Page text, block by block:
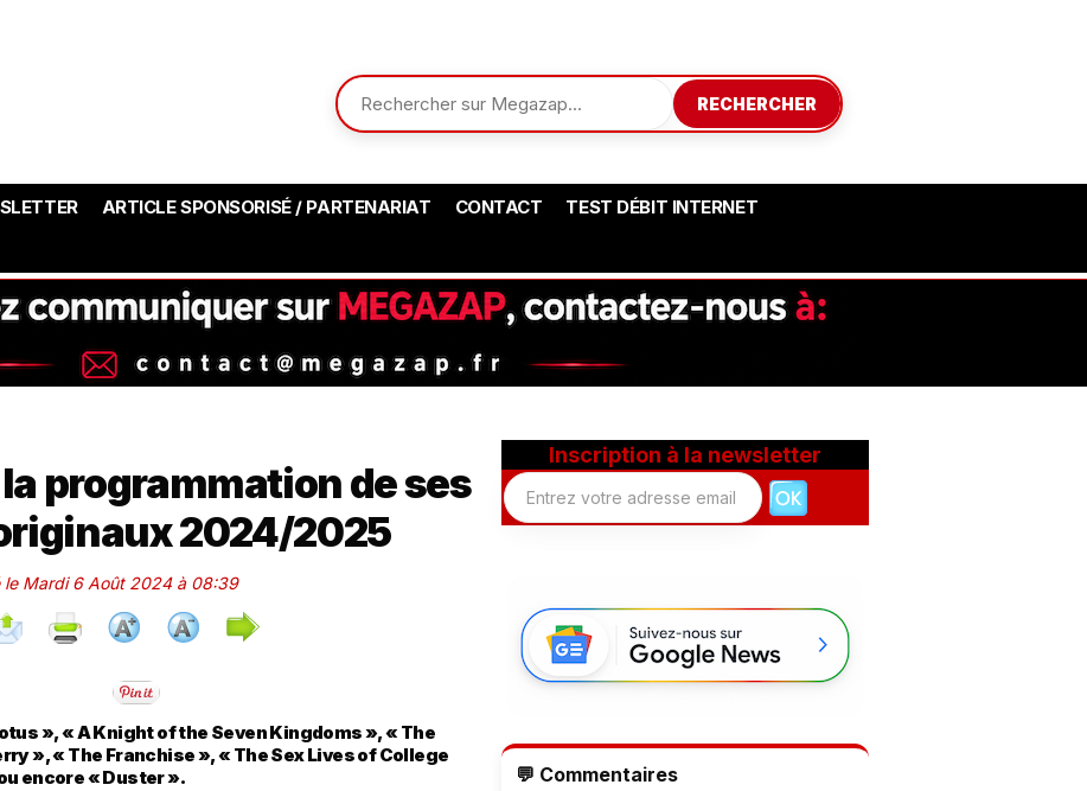
RECHERCHER
ARTICLE SPONSORISÉ / PARTENARIAT CONTACT TEST DÉBIT INTERNET
programmation de ses
2024/2025
le Mardi 6 Août 2024 à 08:39
», « A Knight of the Seven Kingdoms », « The
», « The Franchise », « The Sex Lives of College
encore « Duster ».
Inscription à la newsletter
💬 Commentaires